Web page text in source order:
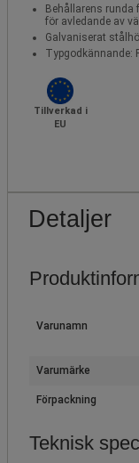
Behållarens runda
för avledande av
Galvaniserat
Typgodkännande:
Tillverkad i
EU
Detaljer
Varunamn
Varumärke
Förpackning
Teknisk